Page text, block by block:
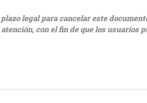
legal para cancelar este
con el fin de que los usuarios